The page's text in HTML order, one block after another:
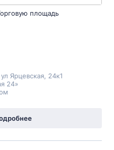
площадь
ул Ярцевская , 24к1
24»